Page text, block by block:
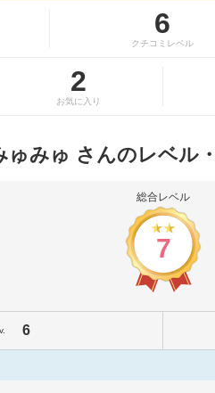
6
クチコミレベル
2
お気に入り
ゅみゅ さんのレベル
総合レベル
7
6